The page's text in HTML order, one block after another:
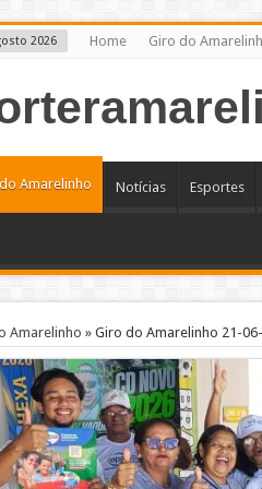
2026 Home Giro do
Amarelinho Notícias Esportes
Amarelinho » Giro do Amarelinho 21-